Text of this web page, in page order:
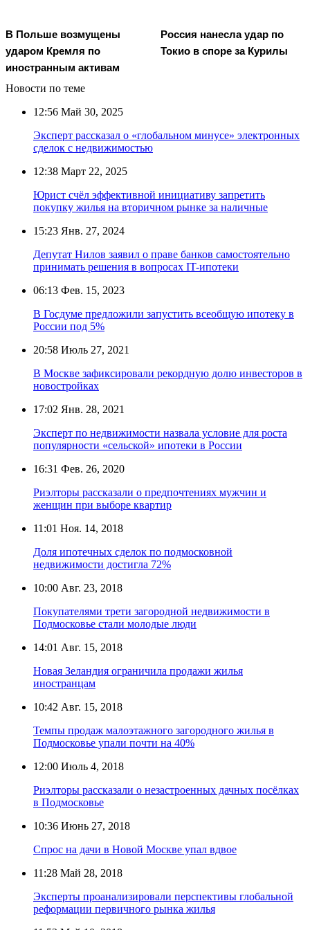
В Польше возмущены
ударом Кремля по
иностранным активам
Россия нанесла удар по
Токио в споре за Курилы
Новости по теме
12:56 Май 30, 2025
Эксперт рассказал о «глобальном минусе» электронных
сделок с недвижимостью
12:38 Март 22, 2025
Юрист счёл эффективной инициативу запретить
покупку жилья на вторичном рынке за наличные
15:23 Янв. 27, 2024
Депутат Нилов заявил о праве банков самостоятельно
принимать решения в вопросах IT-ипотеки
06:13 Фев. 15, 2023
В Госдуме предложили запустить всеобщую ипотеку в
России под 5%
20:58 Июль 27, 2021
В Москве зафиксировали рекордную долю инвесторов в
новостройках
17:02 Янв. 28, 2021
Эксперт по недвижимости назвала условие для роста
популярности «сельской» ипотеки в России
16:31 Фев. 26, 2020
Риэлторы рассказали о предпочтениях мужчин и
женщин при выборе квартир
11:01 Ноя. 14, 2018
Доля ипотечных сделок по подмосковной
недвижимости достигла 72%
10:00 Авг. 23, 2018
Покупателями трети загородной недвижимости в
Подмосковье стали молодые люди
14:01 Авг. 15, 2018
Новая Зеландия ограничила продажи жилья
иностранцам
10:42 Авг. 15, 2018
Темпы продаж малоэтажного загородного жилья в
Подмосковье упали почти на 40%
12:00 Июль 4, 2018
Риэлторы рассказали о незастроенных дачных посёлках
в Подмосковье
10:36 Июнь 27, 2018
Спрос на дачи в Новой Москве упал вдвое
11:28 Май 28, 2018
Эксперты проанализировали перспективы глобальной
реформации первичного рынка жилья